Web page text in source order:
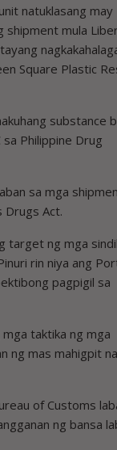
natuklasang may
shipment mula
Square Plastic
substance
Philippine Drug
sa mga
Drugs Act.
target ng mga
rin niya ang
pagpigil sa
taktika ng mga
ng mas mahigpit na
of Customs
ng bansa